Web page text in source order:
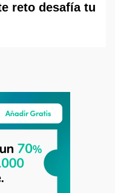
reto desafía tu